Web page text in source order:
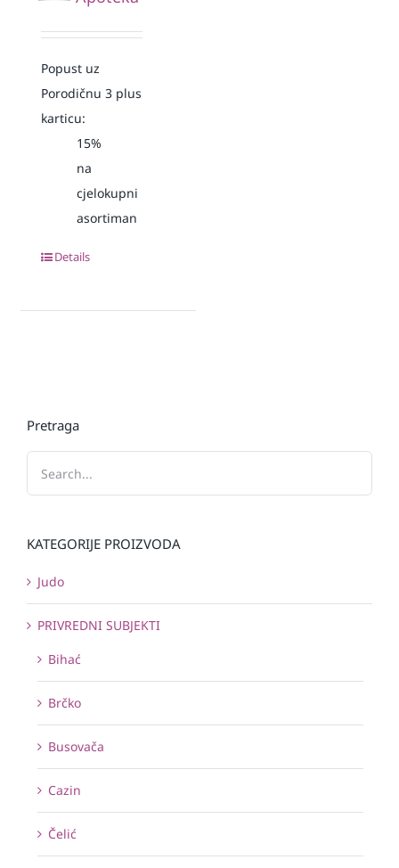
Popust uz
Porodičnu 3 plus
karticu:
15%
na
cjelokupni
asortiman
Details
Pretraga
KATEGORIJE PROIZVODA
Judo
PRIVREDNI SUBJEKTI
Bihać
Brčko
Busovača
Cazin
Čelić